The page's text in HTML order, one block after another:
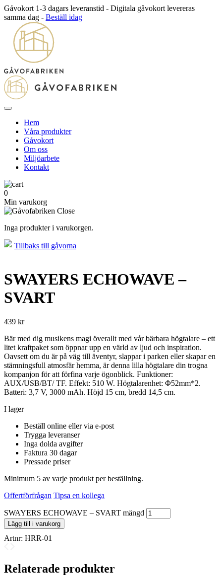
Gåvokort 1-3 dagars leveranstid - Digitala gåvokort levereras
samma dag - Beställ idag
Hem
Våra produkter
Gåvokort
Om oss
Miljöarbete
Kontakt
0
Min varukorg
Inga produkter i varukorgen.
Tillbaks till gåvorna
SWAYERS ECHOWAVE –
SVART
439 kr
Bär med dig musikens magi överallt med vår bärbara högtalare – ett
litet kraftpaket som öppnar upp en värld av ljud och inspiration.
Oavsett om du är på väg till äventyr, slappar i parken eller skapar en
stämningsfull atmosfär hemma, är denna lilla högtalare din trogna
kompanjon för att förfina varje ögonblick. Funktioner:
AUX/USB/BT/ TF. Effekt: 510 W. Högtalarenhet: Φ52mm*2.
Batteri: 3,7 V, 3000 mAh. Höjd 15 cm, bredd 14,5 cm.
I lager
Beställ online eller via e-post
Trygga leveranser
Inga dolda avgifter
Faktura 30 dagar
Pressade priser
Minimum 5 av varje produkt per beställning.
Offertförfrågan Tipsa en kollega
SWAYERS ECHOWAVE – SVART mängd
Lägg till i varukorg
Artnr: HRR-01
Relaterade produkter